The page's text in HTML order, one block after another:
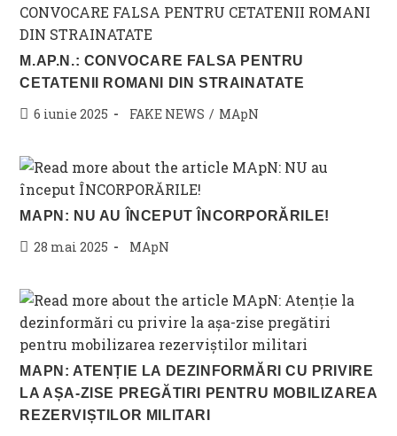
M.AP.N.: CONVOCARE FALSA PENTRU
CETATENII ROMANI DIN STRAINATATE
Post6 iunie 2025
Post
FAKE NEWS / MApN
MAPN: NU AU ÎNCEPUT ÎNCORPORĂRILE!
Post28 mai 2025
Post
MApN
MAPN: ATENȚIE LA DEZINFORMĂRI CU PRIVIRE
LA AȘA-ZISE PREGĂTIRI PENTRU MOBILIZAREA
REZERVIȘTILOR MILITARI